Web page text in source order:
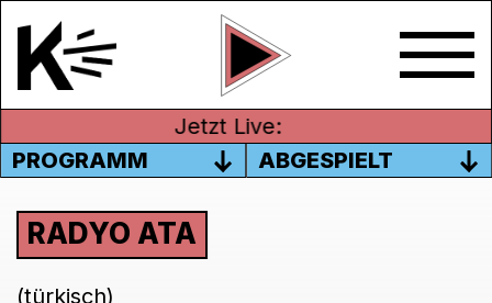
Jetzt Live:
PROGRAMM
ABGESPIELT
RADYO ATA
(türkisch)